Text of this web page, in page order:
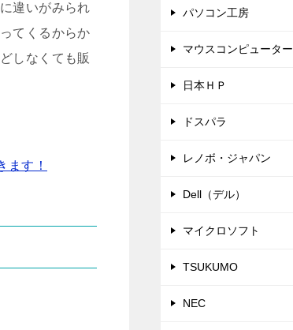
違いがみられ
てくるからか
しなくても販
ます！
パソコン工房
マウスコンピューター
日本ＨＰ
ドスパラ
レノボ・ジャパン
Dell（デル）
マイクロソフト
TSUKUMO
NEC